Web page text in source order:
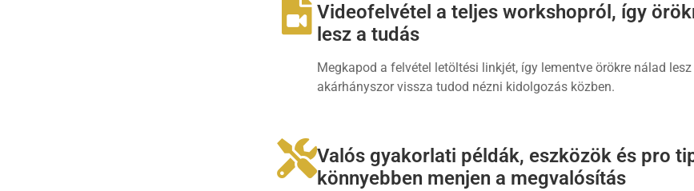
Videofelvétel a teljes workshopról, így
lesz a tudás
Megkapod a felvétel letöltési linkjét, így lementve örökre nálad
akárhányszor vissza tudod nézni kidolgozás közben.
Valós gyakorlati példák, eszközök és pro
könnyebben menjen a megvalósítás